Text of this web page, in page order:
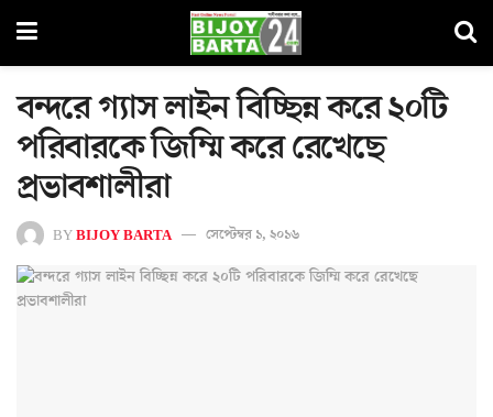
বন্দরে গ্যাস লাইন বিচ্ছিন্ন করে ২০টি
পরিবারকে জিম্মি করে রেখেছে
প্রভাবশালীরা
BYBIJOY BARTA সেপ্টেম্বর ১, ২০১৬